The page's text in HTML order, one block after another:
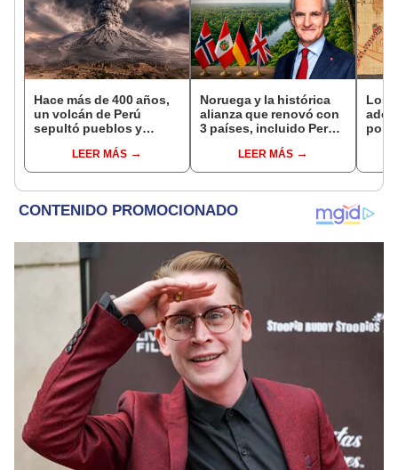
Hace más de 400 años,
un volcán de Perú
sepultó pueblos y
veranos más fríos de la
historia: sigue bajo
LEER MÁS
Noruega y la histórica
alianza que renovó con
3 países, incluido Perú,
deforestación de la
Amazonía al 2030
LEER MÁS
Los
por